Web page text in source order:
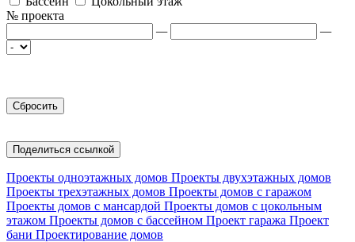
№ проекта
—
—
Поделиться ссылкой
Проекты одноэтажных домов Проекты двухэтажных домов
Проекты трехэтажных домов Проекты домов с гаражом
Проекты домов с мансардой Проекты домов с цокольным
этажом Проекты домов с бассейном Проект гаража Проект
бани Проектирование домов